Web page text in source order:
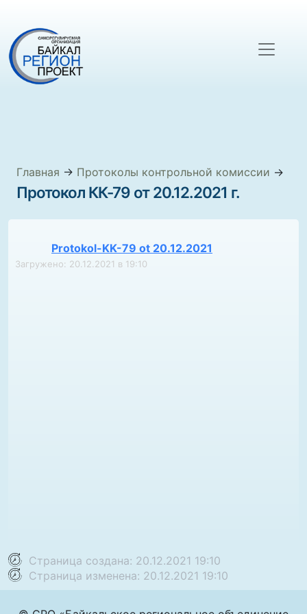
Главная → Протоколы контрольной комиссии →
Протокол КК-79 от 20.12.2021 г.
Protokol-KK-79 ot 20.12.2021
Загружено: 20.12.2021 в 19:10
Страница создана: 20.12.2021 19:10
Страница изменена: 20.12.2021 19:10